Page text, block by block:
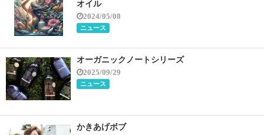
オイル
2024/05/08
ニュース
オーガニックノートシリーズ
2025/09/29
ニュース
かきあげボブ